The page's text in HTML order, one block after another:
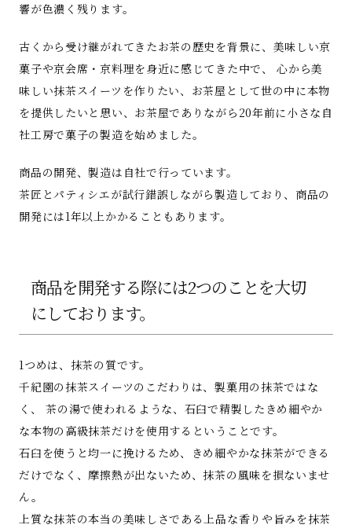
響が色濃く残ります。
古くから受け継がれてきたお茶の歴史を背景に、美味しい京
菓子や京会席・京料理を身近に感じてきた中で、 心から美
味しい抹茶スイーツを作りたい、お茶屋として世の中に本物
を提供したいと思い、お茶屋でありながら20年前に小さな自
社工房で菓子の製造を始めました。
商品の開発、製造は自社で行っています。
茶匠とパティシエが試行錯誤しながら製造しており、商品の
開発には1年以上かかることもあります。
商品を開発する際には2つのことを大切
にしております。
1つめは、抹茶の質です。
千紀園の抹茶スイーツのこだわりは、製菓用の抹茶ではな
く、 茶の湯で使われるような、石臼で精製したきめ細やか
な本物の高級抹茶だけを使用するということです。
石臼を使うと均一に挽けるため、きめ細やかな抹茶ができる
だけでなく、摩擦熱が出ないため、抹茶の風味を損ないませ
ん。
上質な抹茶の本当の美味しさである上品な香りや旨みを抹茶